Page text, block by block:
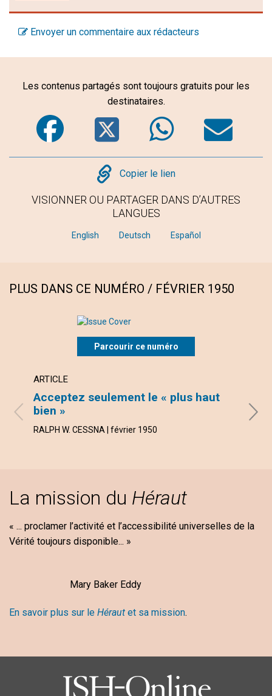
Envoyer un commentaire aux rédacteurs
Les contenus partagés sont toujours gratuits pour les
destinataires.
Facebook
Twitter
Copy
Copier le lien
VISIONNER OU PARTAGER DANS D’AUTRES
LANGUES
English Deutsch Español
PLUS DANS CE NUMÉRO / FÉVRIER 1950
Parcourir ce numéro
ARTICLE
Acceptez seulement le « plus haut
bien »
RALPH W. CESSNA | février 1950
La mission du Héraut
« ... proclamer l’activité et l’accessibilité universelles de la
Vérité toujours disponible... »
Mary Baker Eddy
En savoir plus sur le Héraut et sa mission.